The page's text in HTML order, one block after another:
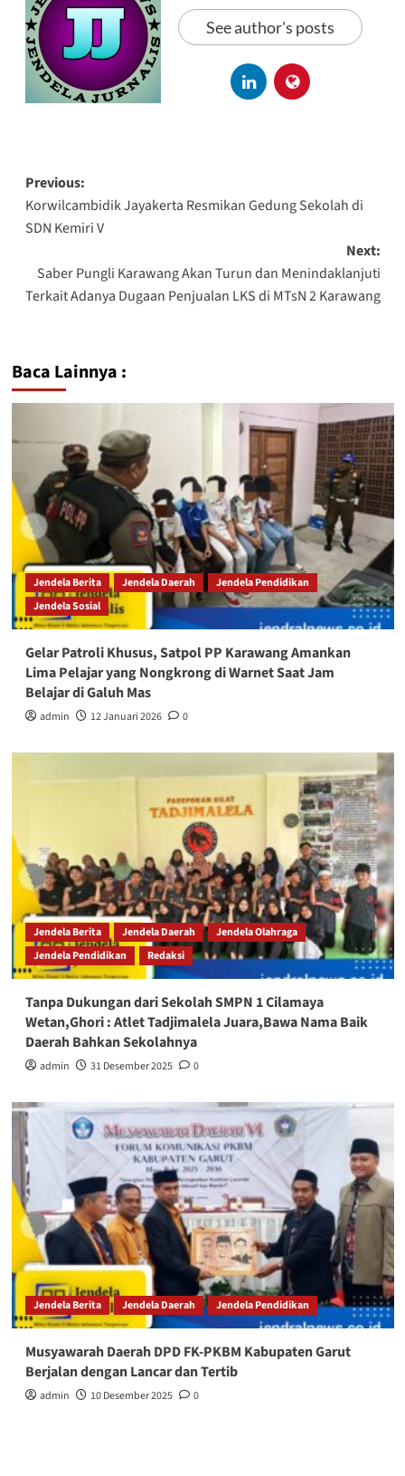
See author's posts
Previous:
Korwilcambidik Jayakerta Resmikan Gedung Sekolah di
SDN Kemiri V
Next:
Saber Pungli Karawang Akan Turun dan Menindaklanjuti
Terkait Adanya Dugaan Penjualan LKS di MTsN 2 Karawang
Baca Lainnya :
Jendela Berita Jendela Daerah
Jendela Pendidikan
Jendela Sosial
Gelar Patroli Khusus, Satpol PP Karawang Amankan
Lima Pelajar yang Nongkrong di Warnet Saat Jam
Belajar di Galuh Mas
admin 12 Januari 2026 0
Jendela Berita Jendela Daerah
Jendela Olahraga
Jendela Pendidikan
Redaksi
Tanpa Dukungan dari Sekolah SMPN 1 Cilamaya
Wetan,Ghori : Atlet Tadjimalela Juara,Bawa Nama Baik
Daerah Bahkan Sekolahnya
admin 31 Desember 2025 0
Jendela Berita Jendela Daerah Jendela Pendidikan
Musyawarah Daerah DPD FK-PKBM Kabupaten Garut
Berjalan dengan Lancar dan Tertib‎
admin 10 Desember 2025 0